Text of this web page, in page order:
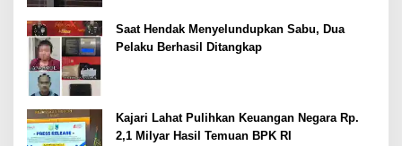
Saat Hendak Menyelundupkan Sabu, Dua
Pelaku Berhasil Ditangkap
Kajari Lahat Pulihkan Keuangan Negara Rp.
2,1 Milyar Hasil Temuan BPK RI